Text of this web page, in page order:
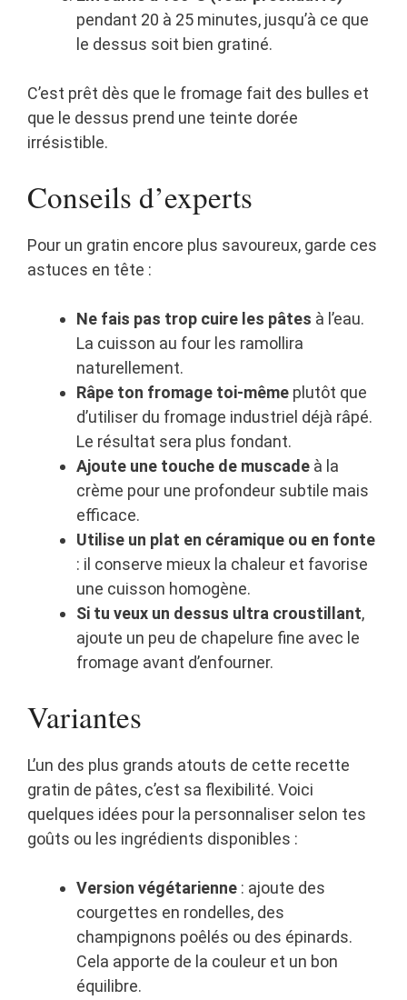
pendant 20 à 25 minutes, jusqu’à ce que
le dessus soit bien gratiné.
C’est prêt dès que le fromage fait des bulles et
que le dessus prend une teinte dorée
irrésistible.
Conseils d’experts
Pour un gratin encore plus savoureux, garde ces
astuces en tête :
Ne fais pas trop cuire les pâtes à l’eau.
La cuisson au four les ramollira
naturellement.
Râpe ton fromage toi-même plutôt que
d’utiliser du fromage industriel déjà râpé.
Le résultat sera plus fondant.
Ajoute une touche de muscade à la
crème pour une profondeur subtile mais
efficace.
Utilise un plat en céramique ou en fonte
: il conserve mieux la chaleur et favorise
une cuisson homogène.
Si tu veux un dessus ultra croustillant,
ajoute un peu de chapelure fine avec le
fromage avant d’enfourner.
Variantes
L’un des plus grands atouts de cette recette
gratin de pâtes, c’est sa flexibilité. Voici
quelques idées pour la personnaliser selon tes
goûts ou les ingrédients disponibles :
Version végétarienne : ajoute des
courgettes en rondelles, des
champignons poêlés ou des épinards.
Cela apporte de la couleur et un bon
équilibre.